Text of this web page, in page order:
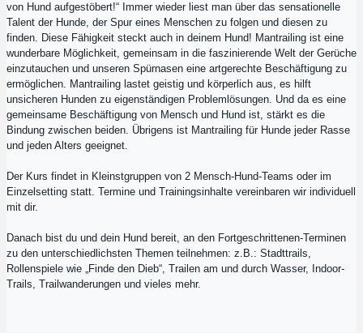
von Hund aufgestöbert!“ Immer wieder liest man über das sensationelle
Talent der Hunde, der Spur eines Menschen zu folgen und diesen zu
finden. Diese Fähigkeit steckt auch in deinem Hund! Mantrailing ist eine
wunderbare Möglichkeit, gemeinsam in die faszinierende Welt der Gerüche
einzutauchen und unseren Spürnasen eine artgerechte Beschäftigung zu
ermöglichen. Mantrailing lastet geistig und körperlich aus, es hilft
unsicheren Hunden zu eigenständigen Problemlösungen. Und da es eine
gemeinsame Beschäftigung von Mensch und Hund ist, stärkt es die
Bindung zwischen beiden. Übrigens ist Mantrailing für Hunde jeder Rasse
und jeden Alters geeignet.
Der Kurs findet in Kleinstgruppen von 2 Mensch-Hund-Teams oder im
Einzelsetting statt. Termine und Trainingsinhalte vereinbaren wir individuell
mit dir.
Danach bist du und dein Hund bereit, an den Fortgeschrittenen-Terminen
zu den unterschiedlichsten Themen teilnehmen: z.B.: Stadttrails,
Rollenspiele wie „Finde den Dieb“, Trailen am und durch Wasser, Indoor-
Trails, Trailwanderungen und vieles mehr.